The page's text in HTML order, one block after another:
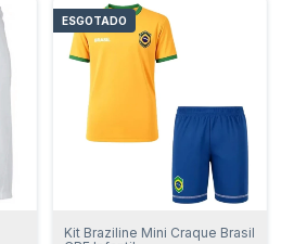
ESGOTADO
Kit Braziline Mini Craque Brasil